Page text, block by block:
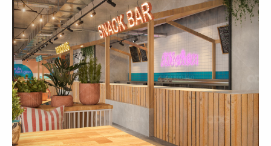
61
ASANOHA
CN Vincom Đồng Khởi, Quận 1
62
THE STREET
CN Nguyễn Thái Học
63 64